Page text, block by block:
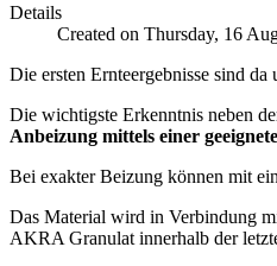
Details
Created on Thursday, 16
Die ersten Ernteergebnisse sind
Die wichtigste Erkenntnis neben
Anbeizung mittels einer
Bei exakter Beizung können mit
Das Material wird in Verbindung
AKRA Granulat innerhalb der